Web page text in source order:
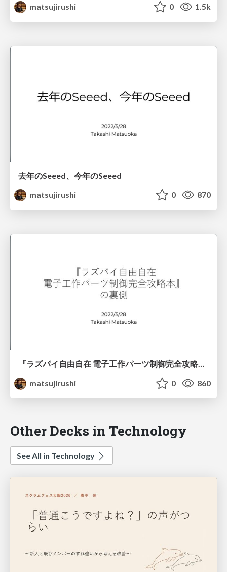
matsujirushi 0 1.5k
去年のSeeed、今年のSeeed
matsujirushi
0 870
『ラズパイ自由自在 電子工作パーツ制御完全攻略本』の裏側
matsujirushi
0 860
Other Decks in Technology
See All in Technology